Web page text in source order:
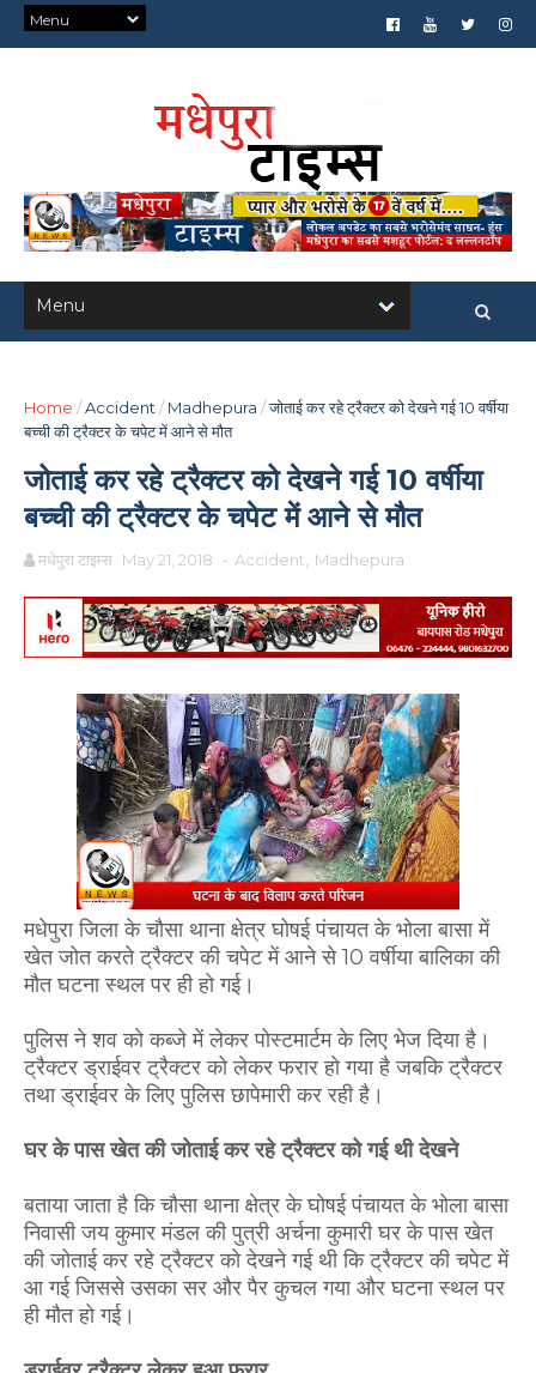
Home /Accident/ Madhepura /जोताई कर रहे ट्रैक्टर को देखने गई 10 वर्षीया
बच्ची की ट्रैक्टर के चपेट में आने से मौत
जोताई कर रहे ट्रैक्टर को देखने गई 10 वर्षीया
बच्ची की ट्रैक्टर के चपेट में आने से मौत
मधेपुरा टाइम्स May 21, 2018 - Accident, Madhepura
मधेपुरा जिला के चौसा थाना क्षेत्र घोषई पंचायत के भोला बासा में
खेत जोत करते ट्रैक्टर की चपेट में आने से 10 वर्षीया बालिका की
मौत घटना स्थल पर ही हो गई।
पुलिस ने शव को कब्जे में लेकर पोस्टमार्टम के लिए भेज दिया है।
ट्रैक्टर ड्राईवर ट्रैक्टर को लेकर फरार हो गया है जबकि ट्रैक्टर
तथा ड्राईवर के लिए पुलिस छापेमारी कर रही है।
घर के पास खेत की जोताई कर रहे ट्रैक्टर को गई थी देखने
बताया जाता है कि चौसा थाना क्षेत्र के घोषई पंचायत के भोला बासा
निवासी जय कुमार मंडल की पुत्री अर्चना कुमारी घर के पास खेत
की जोताई कर रहे ट्रैक्टर को देखने गई थी कि ट्रैक्टर की चपेट में
आ गई जिससे उसका सर और पैर कुचल गया और घटना स्थल पर
ही मौत हो गई।